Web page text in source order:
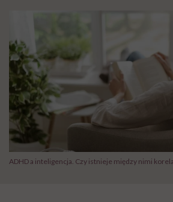
ADHD a inteligencja. Czy istnieje między nimi